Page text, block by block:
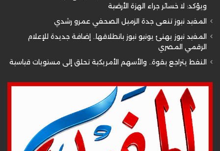
ويؤكد: لا خسائر جراء الهزة الأرضية
المفيد نيوز تنعى جدة الزميل الصحفي عمرو رشدي
المفيد نيوز يهنئ يونيو نيوز بانطلاقها.. إضافة جديدة للإعلام
الرقمي المصري
النفط يتراجع بقوة.. والأسهم الأمريكية تحلق إلى مستويات قياسية